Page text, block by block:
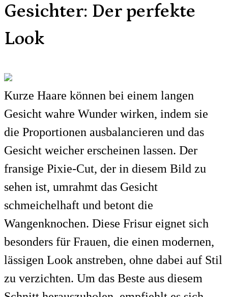
Gesichter: Der perfekte
Look
Kurze Haare können bei einem langen
Gesicht wahre Wunder wirken, indem sie
die Proportionen ausbalancieren und das
Gesicht weicher erscheinen lassen. Der
fransige Pixie-Cut, der in diesem Bild zu
sehen ist, umrahmt das Gesicht
schmeichelhaft und betont die
Wangenknochen. Diese Frisur eignet sich
besonders für Frauen, die einen modernen,
lässigen Look anstreben, ohne dabei auf Stil
zu verzichten. Um das Beste aus diesem